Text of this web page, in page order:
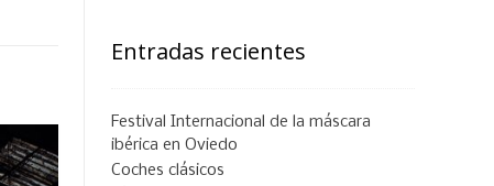
Entradas recientes
Festival Internacional de la máscara
ibérica en Oviedo
Coches clásicos